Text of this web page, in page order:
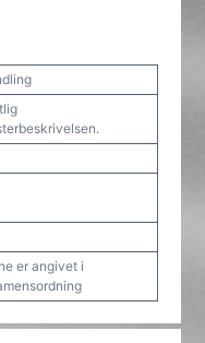
er angivet i